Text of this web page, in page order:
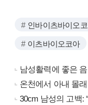
인바이츠바이오
이츠바이오코아
남성활력에 좋은
온천에서 아내 몰
30cm 남성의 고백: